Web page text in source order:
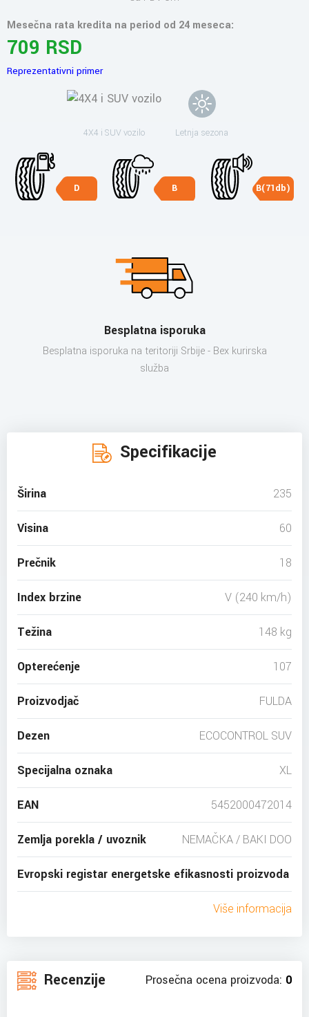
Mesečna rata kredita na period od 24 meseca:
709 RSD
Reprezentativni primer
4X4 i SUV vozilo Letnja sezona
D B B(71db)
Besplatna isporuka
Besplatna isporuka na teritoriji Srbije - Bex kurirska
služba
Specifikacije
Širina 235
Visina 60
Prečnik 18
Index brzine V (240 km/h)
Težina 148 kg
Opterećenje 107
Proizvodjač FULDA
Dezen ECOCONTROL SUV
Specijalna oznaka XL
EAN 5452000472014
Zemlja porekla / uvoznik NEMAČKA / BAKI DOO
Evropski registar energetske efikasnosti proizvoda
Više informacija
Recenzije Prosečna ocena proizvoda: 0